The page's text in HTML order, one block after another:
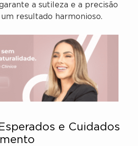
a sutileza e a precisão
resultado harmonioso.
e Cuidados